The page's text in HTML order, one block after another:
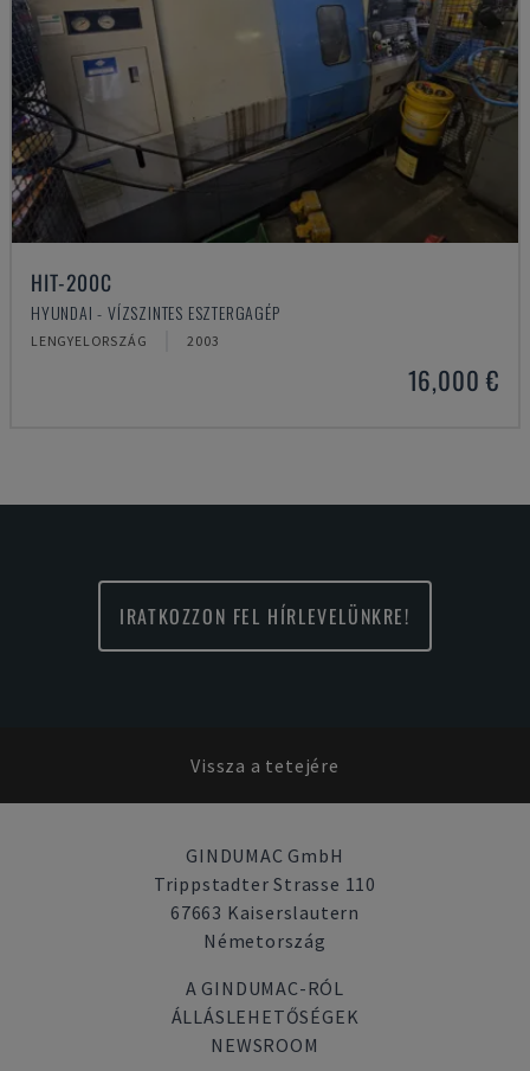
HIT-200C
HYUNDAI - VÍZSZINTES ESZTERGAGÉP
LENGYELORSZÁG 2003
16,000 €
IRATKOZZON FEL HÍRLEVELÜNKRE!
Vissza a tetejére
GINDUMAC GmbH
Trippstadter Strasse 110
67663 Kaiserslautern
Németország
A GINDUMAC-RÓL
ÁLLÁSLEHETŐSÉGEK
NEWSROOM